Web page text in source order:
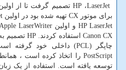
LaserJet،HP تصمیم گرفت تا از
برای موتور CX تهیه شده بود در اولین
HP LaserJet و اولینApple LaserWriter
Canon CX استفاده کردند. HPتصمیم
چاپگر (PCL) داخلی خود گرفته
PostScriptرا اتخاذ کرده است ،
توسعه یافته است. استفاده از یک